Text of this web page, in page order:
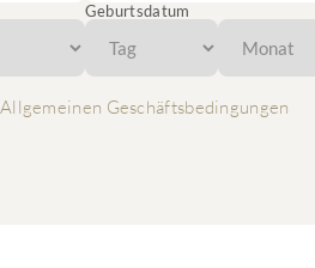
Geburtsdatum
Allgemeinen Geschäftsbedingungen